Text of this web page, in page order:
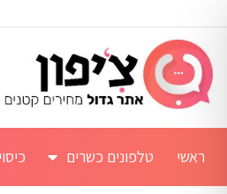
ראשי טלפונים כשרים